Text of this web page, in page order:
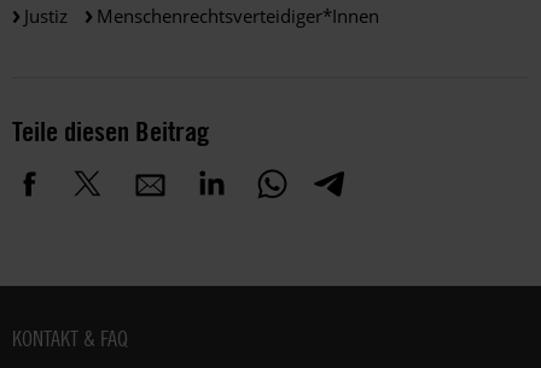
Justiz Menschenrechtsverteidiger*innen
Teile diesen Beitrag
Fußbereich
KONTAKT & FAQ